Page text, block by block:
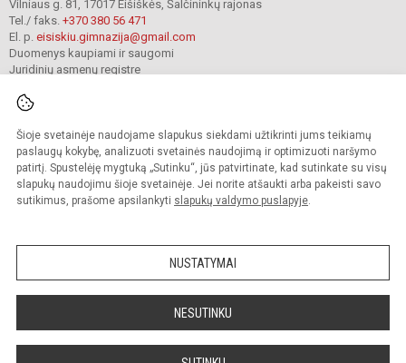
Šioje svetainėje naudojame slapukus siekdami užtikrinti jums teikiamų
paslaugų kokybę, analizuoti svetainės naudojimą ir optimizuoti naršymo
patirtį. Spustelėję mygtuką „Sutinku“, jūs patvirtinate, kad sutinkate su visų
slapukų naudojimu šioje svetainėje. Jei norite atšaukti arba pakeisti savo
sutikimus, prašome apsilankyti slapukų valdymo puslapyje.
NUSTATYMAI
NESUTINKU
Vilniaus g. 81, 17017 Eišiškės, Šalčininkų rajonas
Tel./ faks. +370 380 56 471
El. p. eisiskiu.gimnazija@gmail.com
Duomenys kaupiami ir saugomi
Juridinių asmenų registre
© 2024. Šalčininkų r. Eišiškių gimnazija. Visos teisės saugomos.
Kopijuoti turinį be raštiško įstaigos administracijos sutikimo griežtai draudžiama.
Prieinamumo paraiška Slapukų valdymas